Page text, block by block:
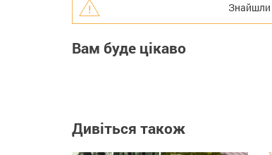
Знайшли
Вам буде цікаво
Дивіться також